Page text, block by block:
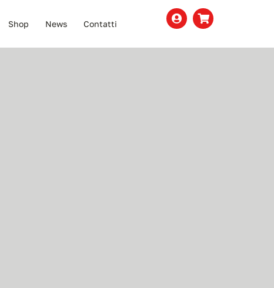
Shop News Contatti